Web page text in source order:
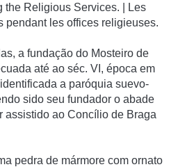
the Religious Services. | Les
pendant les offices religieuses.
a fundação do Mosteiro de
até ao séc. VI, época em
a paróquia suevo-
sido seu fundador o abade
assistido ao Concílio de Braga
pedra de mármore com ornato